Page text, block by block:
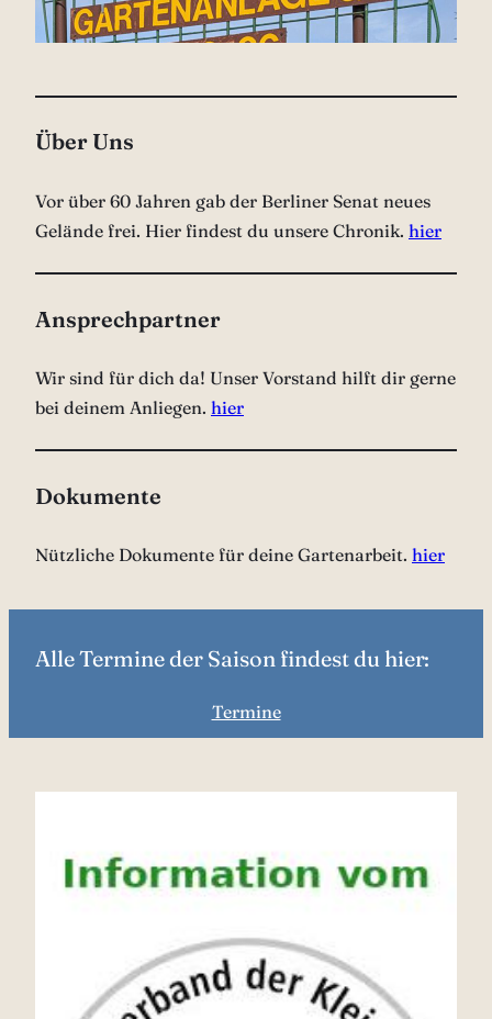
Über Uns
Vor über 60 Jahren gab der Berliner Senat neues
Gelände frei. Hier findest du unsere Chronik. hier
Ansprechpartner
Wir sind für dich da! Unser Vorstand hilft dir gerne
bei deinem Anliegen. hier
Dokumente
Nützliche Dokumente für deine Gartenarbeit. hier
Alle Termine der Saison findest du hier:
Termine